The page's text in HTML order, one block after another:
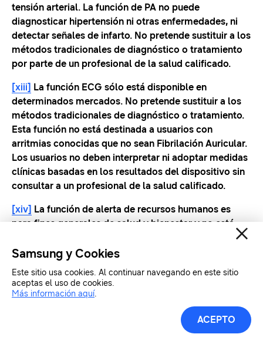
tensión arterial. La función de PA no puede
diagnosticar hipertensión ni otras enfermedades, ni
detectar señales de infarto. No pretende sustituir a los
métodos tradicionales de diagnóstico o tratamiento
por parte de un profesional de la salud calificado.
[xiii] La función ECG sólo está disponible en
determinados mercados. No pretende sustituir a los
métodos tradicionales de diagnóstico o tratamiento.
Esta función no está destinada a usuarios con
arritmias conocidas que no sean Fibrilación Auricular.
Los usuarios no deben interpretar ni adoptar medidas
clínicas basadas en los resultados del dispositivo sin
consultar a un profesional de la salud calificado.
[xiv] La función de alerta de recursos humanos es
para fines generales de salud y bienestar y no está
enfermedades u otras condiciones, o en la cura,
enfermedades.
obtener la aprobación/registro como dispositivo
médico, la función sólo es operativa en los teléfonos
Samsung y Cookies
Este sitio usa cookies. Al continuar navegando en este sitio
aceptas el uso de cookies.
Más información aquí.
ACEPTO